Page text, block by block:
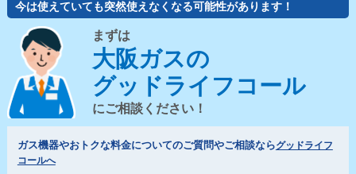
今は使えていても突然使えなくなる可能性があります！
まずは
大阪ガスの
グッドライフコール
にご相談ください！
ガス機器やおトクな料金についてのご質問やご相談ならグッドライフ
コールへ